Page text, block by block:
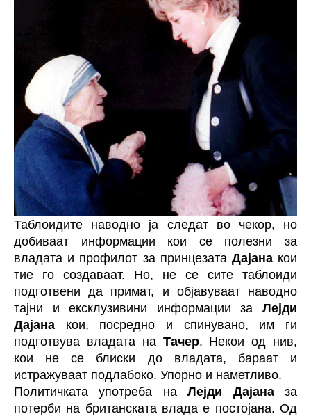
Таблоидите наводно ја следат во чекор, но
добиваат информации кои се полезни за
владата и профилот за принцезатаДајанакои
тие го создаваат. Но, не се сите таблоиди
подготвени да примат, и објавуваат наводно
тајни и ексклузивини информации за Лејди
Дајана кои, посредно и спинувано, им ги
подготвува владата на Тачер. Некои од нив,
кои не се блиски до владата, бараат и
истражуваат подлабоко. Упорно и наметливо.
Политичката употреба наЛејди Дајаназа
потерби на британската влада е постојана. Од